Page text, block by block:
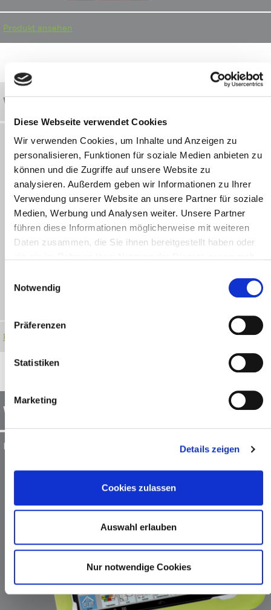
Diese Webseite verwendet Cookies
Wir verwenden Cookies, um Inhalte und Anzeigen zu
personalisieren, Funktionen für soziale Medien anbieten zu
können und die Zugriffe auf unsere Website zu
analysieren. Außerdem geben wir Informationen zu Ihrer
Verwendung unserer Website an unsere Partner für soziale
Medien, Werbung und Analysen weiter. Unsere Partner
führen diese Informationen möglicherweise mit weiteren
Daten zusammen, die Sie ihnen bereitgestellt haben oder
Notwendig
Präferenzen
Statistiken
Marketing
Details zeigen
Cookies zulassen
Auswahl erlauben
Nur notwendige Cookies
Produkt ansehen
Wortschatz-App GoTalk NOW für Via-Geräte
Produkt ansehen
Wortschatz-App MetaTalk für Via